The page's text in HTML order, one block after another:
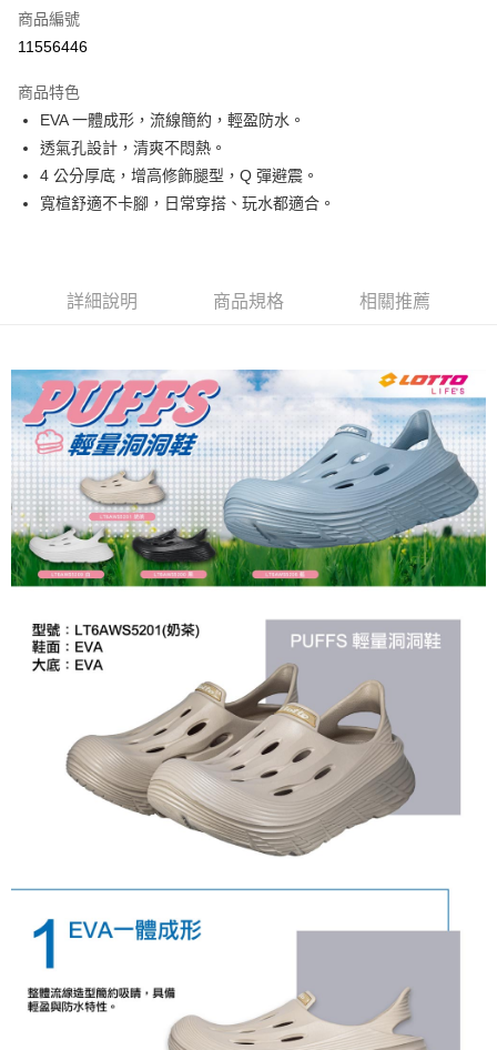
每筆NT$80，滿NT$1,500(含以上)免運費
付款後萊爾富取貨
每筆NT$80，滿NT$3,000(含以上)免運費
付款後7-11取貨
每筆NT$80，滿NT$1,500(含以上)免運費
宅配
商品編號
11556446
商品特色
EVA 一體成形，流線簡約，輕盈防水。
透氣孔設計，清爽不悶熱。
4 公分厚底，增高修飾腿型，Q 彈避震。
寬楦舒適不卡腳，日常穿搭、玩水都適合。
詳細說明 商品規格 相關推薦